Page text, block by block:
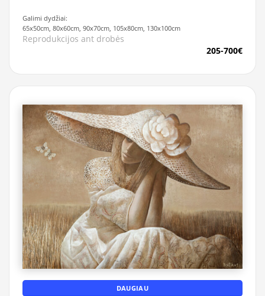
Galimi dydžiai:
65x50cm, 80x60cm, 90x70cm, 105x80cm, 130x100cm
Reprodukcijos ant drobės
205-700€
DAUGIAU